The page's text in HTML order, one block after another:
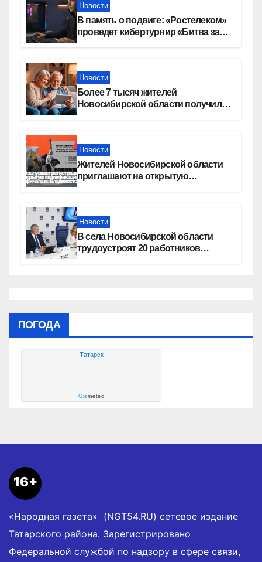
Новости
В память о подвиге: «Ростелеком»
проведет кибертурнир «Битва за
Новости
Более 7 тысяч жителей
Новосибирской области получили
Новости
Жителей Новосибирской области
приглашают на открытую
Новости
В села Новосибирской области
трудоустроят 20 работников
ПОГОДА
Татарск
Gismeteo
16+
«Народная газета» (NGT54.RU) сетевое издание
Татарского района. Зарегистрировано
Федеральной службой по надзору в сфере связи,